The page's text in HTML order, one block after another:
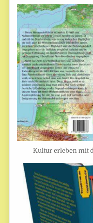
Kultur erleben mit